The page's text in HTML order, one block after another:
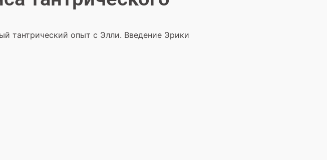
тантрический опыт с Элли. Введение Эрики